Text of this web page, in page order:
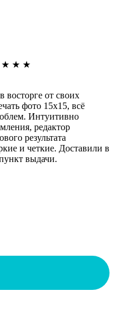
★ ★ ★
восторге от своих
фото 15х15, всё
Интуитивно
редактор
результата
и четкие. Доставили в
выдачи.